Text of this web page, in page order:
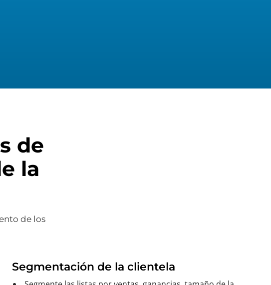
de
la
de los
Segmentación de la clientela